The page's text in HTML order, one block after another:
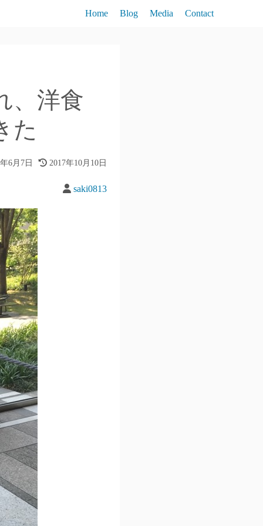
Home Blog Media Contact
、洋食
た
6月7日 2017年10月10日
saki0813